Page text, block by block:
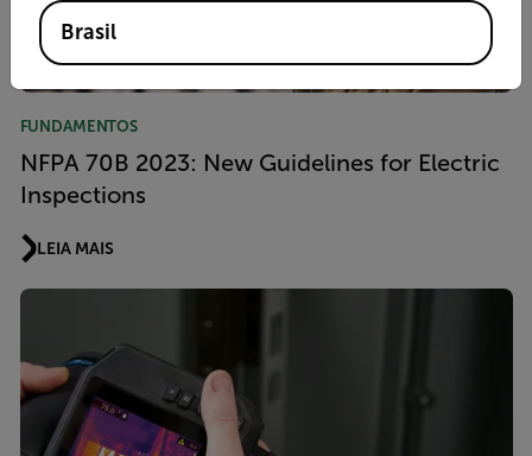
FUNDAMENTOS
NFPA 70B 2023: New Guidelines for Electric
Inspections
LEIA MAIS
Brasil